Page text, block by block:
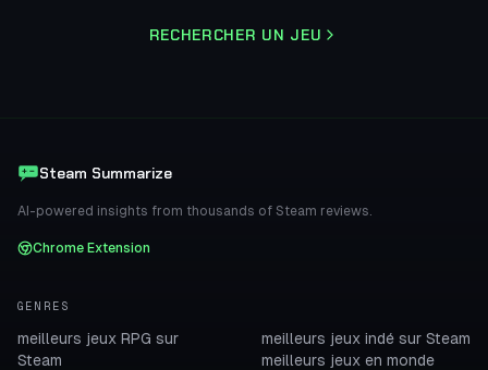
RECHERCHER UN JEU
Steam Summarize
AI-powered insights from thousands of Steam reviews.
Chrome Extension
GENRES
meilleurs jeux RPG sur
Steam
meilleurs jeux indé sur Steam
meilleurs jeux en monde